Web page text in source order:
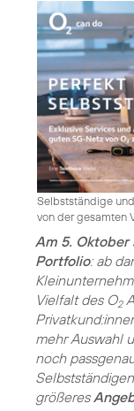
Selbstständige
von der gesamten
Am 5.
Portfolio: ab
Vielfalt des O2
mehr Auswahl
noch
größeres